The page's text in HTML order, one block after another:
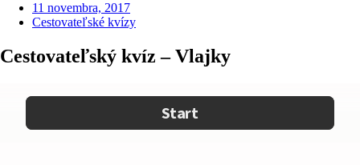
11 novembra, 2017
Cestovateľské kvízy
Cestovateľský kvíz – Vlajky